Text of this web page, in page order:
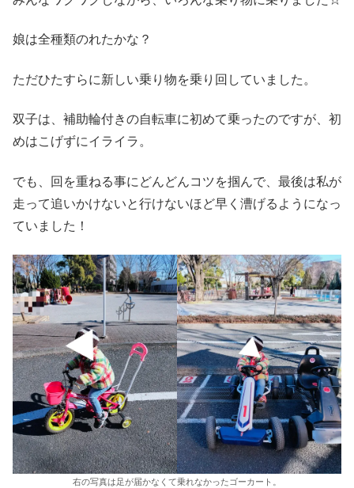
娘は全種類のれたかな？
ただひたすらに新しい乗り物を乗り回していました。
双子は、補助輪付きの自転車に初めて乗ったのですが、初
めはこげずにイライラ。
でも、回を重ねる事にどんどんコツを掴んで、最後は私が
走って追いかけないと行けないほど早く漕げるようになっ
ていました！
右の写真は足が届かなくて乗れなかったゴーカート。